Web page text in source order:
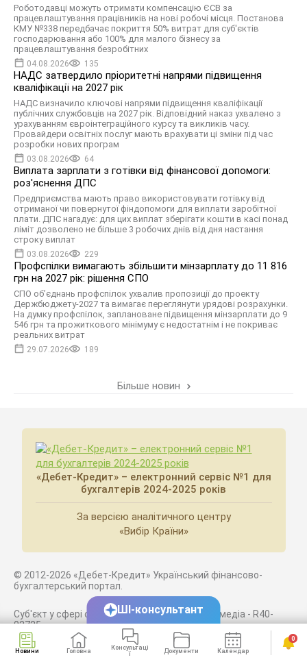
Роботодавці можуть отримати компенсацію ЄСВ за
працевлаштування працівників на нові робочі місця. Постанова
КМУ №338 передбачає покриття 50% витрат для суб'єктів
господарювання або 100% для малого бізнесу за
працевлаштування безробітних
04.08.2026 135
НАДС затвердило пріоритетні напрями підвищення
кваліфікації на 2027 рік
НАДС визначило ключові напрями підвищення кваліфікації
публічних службовців на 2027 рік. Відповідний наказ ухвалено з
урахуванням євроінтеграційного курсу та викликів часу.
Провайдери освітніх послуг мають врахувати ці зміни під час
розробки нових програм
03.08.2026 64
Виплата зарплати з готівки від фінансової допомоги:
роз'яснення ДПС
Предприємства мають право використовувати готівку від
отриманої чи повернутої фіндопомоги для виплати заробітної
плати. ДПС нагадує: для цих виплат зберігати кошти в касі понад
ліміт дозволено не більше 3 робочих днів від дня настання
строку виплат
03.08.2026 229
Профспілки вимагають збільшити мінзарплату до 11 816
грн на 2027 рік: рішення СПО
СПО об’єднань профспілок ухвалив пропозиції до проекту
Держбюджету-2027 та вимагає переглянути урядові розрахунки.
На думку профспілок, заплановане підвищення мінзарплати до 9
546 грн та прожиткового мінімуму є недостатнім і не покриває
реальних витрат
29.07.2026 189
Більше новин
«Дебет-Кредит» – електронний сервіс №1 для
бухгалтерів 2024-2025 років
За версією аналітичного центру
«Вибір Країни»
© 2012-2026 «Дебет-Кредит» Український фінансово-
бухгалтерський портал.
Суб'єкт у сфері онлайн-медіа; ідентифікатор медіа - R40-
02725
Використання публікацій можливе лише за письмовою
Новини Головна
Консультаці
ї
Документи Календар Сервіси
0
ШІ-консультант